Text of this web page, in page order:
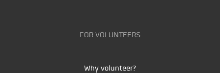
FOR VOLUNTEERS
Why volunteer?